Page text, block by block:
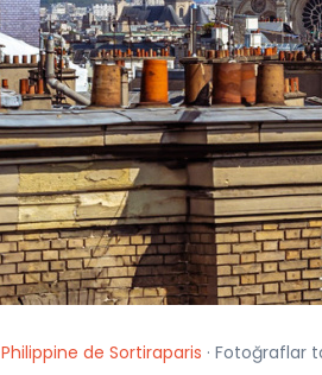
Philippine de Sortiraparis · Fotoğraflar